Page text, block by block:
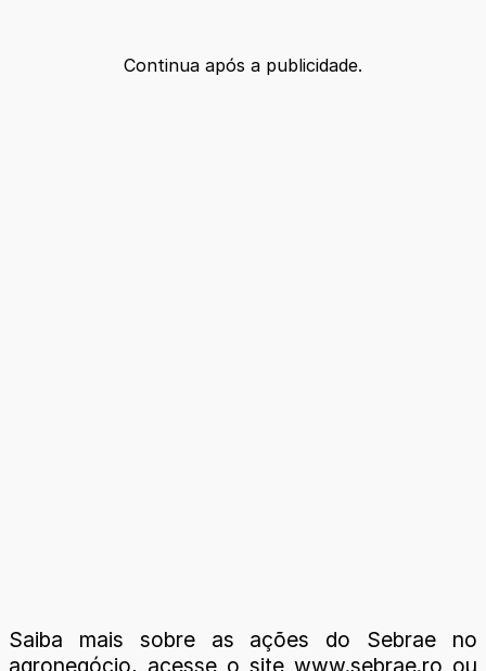
Continua após a publicidade.
Saiba mais sobre as ações do Sebrae no
agronegócio, acesse o site www.sebrae.ro ou